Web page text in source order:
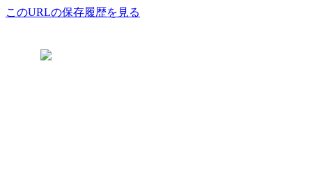
このURLの保存履歴を見る